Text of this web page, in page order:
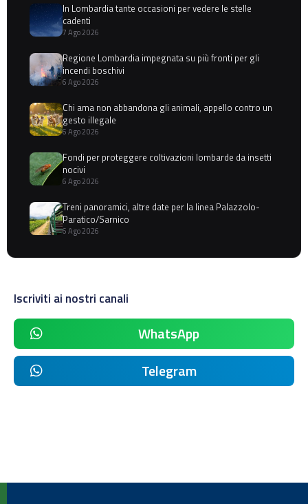
In Lombardia tante occasioni per vedere le stelle
cadenti
7 Ago 2026
Regione Lombardia impegnata su più fronti per gli
incendi boschivi
6 Ago 2026
Chi ama non abbandona gli animali, appello contro un
gesto illegale
6 Ago 2026
Fondi per proteggere coltivazioni lombarde da insetti
nocivi
6 Ago 2026
Treni panoramici, altre date per la linea Palazzolo-
Paratico/Sarnico
6 Ago 2026
Iscriviti ai nostri canali
WhatsApp
Telegram